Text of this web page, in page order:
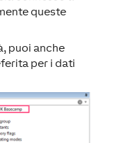
queste
puoi anche
per i dati